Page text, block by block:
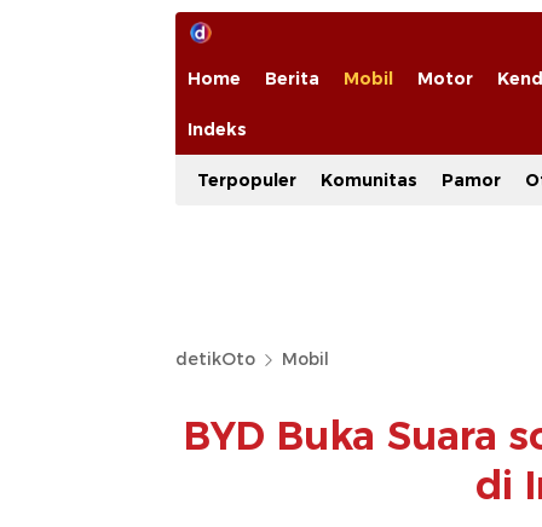
Home Berita Mobil Motor
Indeks
Terpopuler Komunitas Pamor
detikOto Mobil
BYD Buka Suara
di